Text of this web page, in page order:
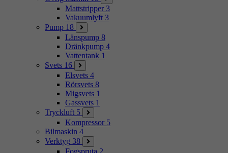
Mattstripper 3
Vakuumlyft 3
Pump 18
Länspump 8
Dränkpump 4
Vattentank 1
Svets 16
Elsvets 4
Rörsvets 8
Migsvets 1
Gassvets 1
Tryckluft 5
Kompressor 5
Bilmaskin 4
Verktyg 38
Fogspruta 2